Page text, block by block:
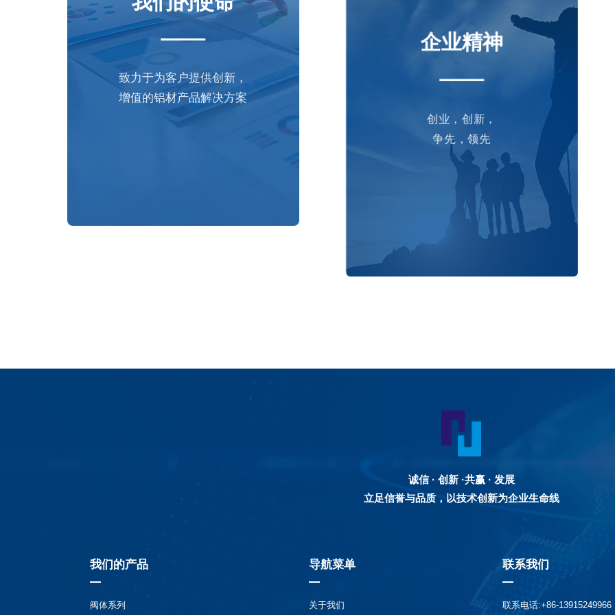
致力于为客户提供创新，
增值的铝材产品解决方案
企业精神
创业，创新，
争先， 领先
诚信 · 创新 ·共赢 · 发展
立足信誉与品质，以技术创新为企业生命线
我们的产品
阀体系列
导航菜单
关于我们
联系我们
联系电话:+86-13915249966